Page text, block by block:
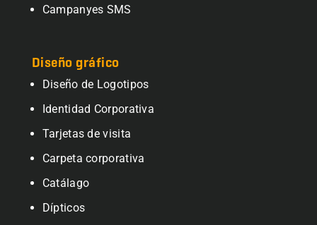
Campanyes SMS
Diseño gráfico
Diseño de Logotipos
Identidad Corporativa
Tarjetas de visita
Carpeta corporativa
Catálago
Dípticos